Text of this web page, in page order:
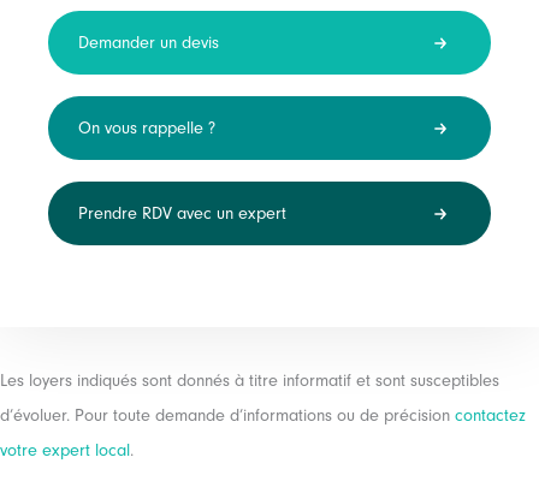
Demander un devis
On vous rappelle ?
Prendre RDV avec un expert
Les loyers indiqués sont donnés à titre informatif et sont susceptibles
d’évoluer. Pour toute demande d’informations ou de précision contactez
votre expert local.